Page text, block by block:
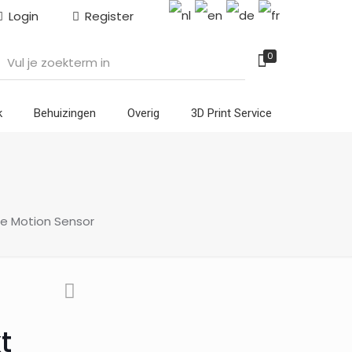
Login Register
0
Behuizingen Overig 3D Print Service
Motion Sensor